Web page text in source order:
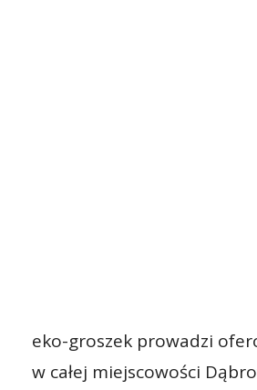
eko-groszek prowadzi
w całej miejscowości